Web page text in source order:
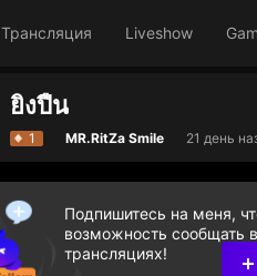
Трансляция Liveshow
ยิงปืน
1 MR.RitZa Smile 21 день
Подпишитесь на меня,
возможность сообщать
трансляциях!